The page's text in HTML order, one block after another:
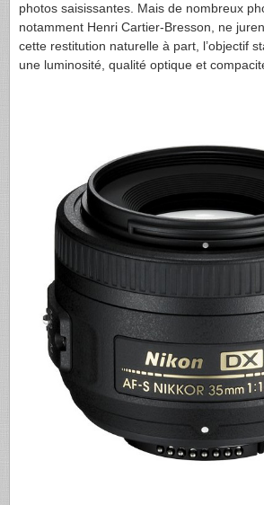
photos saisissantes. Mais de nombreux
notamment Henri Cartier-Bresson, ne
cette restitution naturelle à part, l’objectif
une luminosité, qualité optique et